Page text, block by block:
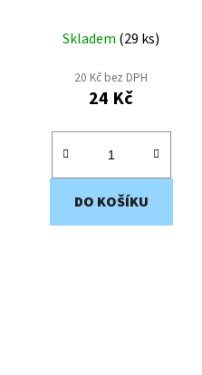
Skladem (29 ks)
20 Kč bez DPH
24 Kč
DO KOŠÍKU